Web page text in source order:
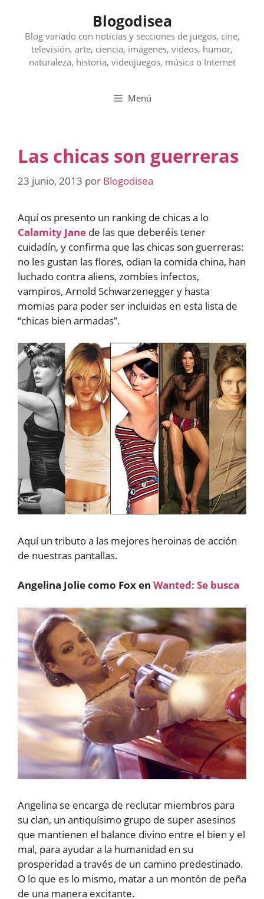
contenido
Blogodisea
Blog variado con noticias y secciones de juegos, cine,
televisión, arte, ciencia, imágenes, videos, humor,
naturaleza, historia, videojuegos, música o Internet
Menú
Las chicas son guerreras
23 junio, 2013 por Blogodisea
Aquí os presento un ranking de chicas a lo
Calamity Jane de las que deberéis tener
cuidadín, y confirma que las chicas son guerreras:
no les gustan las flores, odian la comida china, han
luchado contra aliens, zombies infectos,
vampiros, Arnold Schwarzenegger y hasta
momias para poder ser incluidas en esta lista de
“chicas bien armadas”.
Aquí un tributo a las mejores heroinas de acción
de nuestras pantallas.
Angelina Jolie como Fox en Wanted: Se busca
Angelina se encarga de reclutar miembros para
su clan, un antiquísimo grupo de super asesinos
que mantienen el balance divino entre el bien y el
mal, para ayudar a la humanidad en su
prosperidad a través de un camino predestinado.
O lo que es lo mismo, matar a un montón de peña
de una manera excitante.